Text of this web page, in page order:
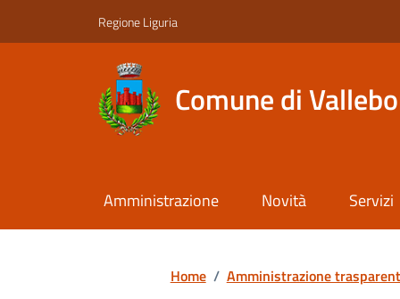
Regione Liguria
Comune di
Amministrazione Novità Servizi
Home / Amministrazione